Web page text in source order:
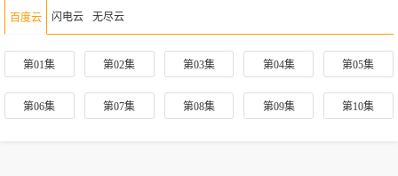
百度云 闪电云 无尽云
第01集 第02集 第03集 第04集 第05集
第06集 第07集 第08集 第09集 第10集